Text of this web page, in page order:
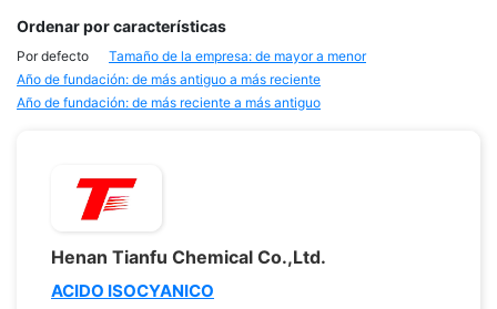
Ordenar por características
Por defecto
Tamaño de la empresa: de mayor a menor
Año de fundación: de más antiguo a más reciente
Año de fundación: de más reciente a más antiguo
Henan Tianfu Chemical Co.,Ltd.
ACIDO ISOCYANICO